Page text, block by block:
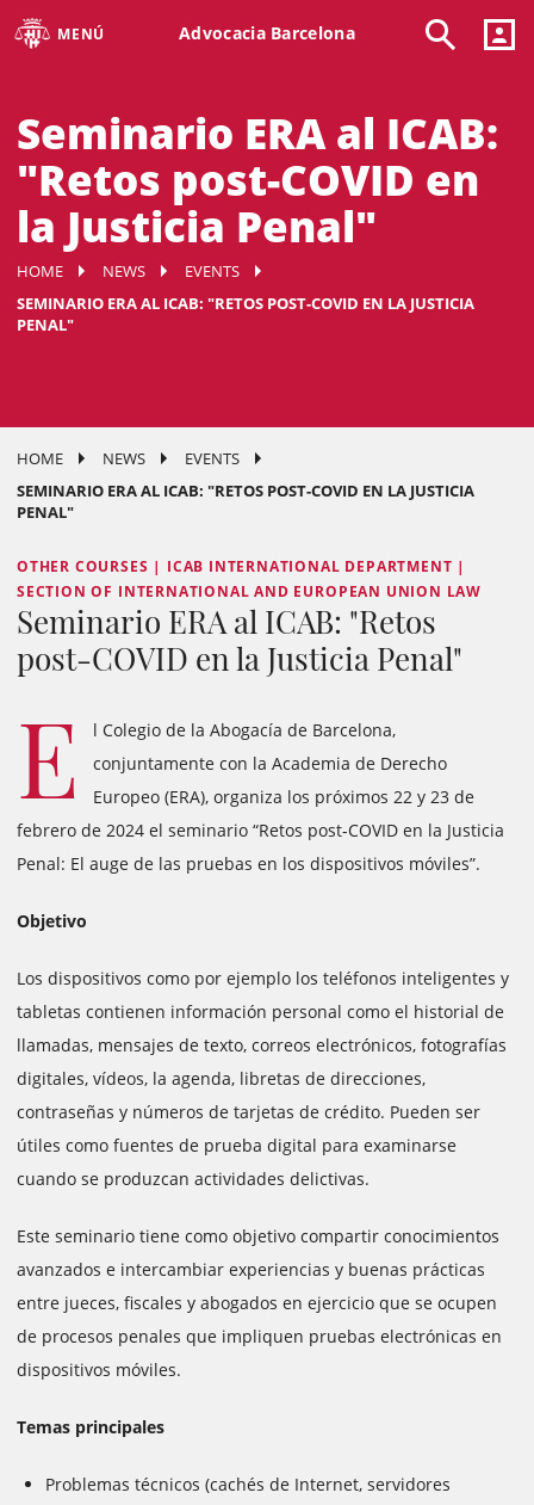
MENÚ Advocacia Barcelona
Seminario ERA al ICAB:
"Retos post-COVID en
la Justicia Penal"
HOME NEWS
EVENTS
SEMINARIO ERA AL ICAB: "RETOS POST-COVID EN LA JUSTICIA
PENAL"
HOME NEWS
EVENTS
SEMINARIO ERA AL ICAB: "RETOS POST-COVID EN LA JUSTICIA
PENAL"
OTHER COURSES | ICAB INTERNATIONAL DEPARTMENT |
SECTION OF INTERNATIONAL AND EUROPEAN UNION LAW
Seminario ERA al ICAB: "Retos
post-COVID en la Justicia Penal"
E
l Colegio de la Abogacía de Barcelona,
conjuntamente con la Academia de Derecho
Europeo (ERA), organiza los próximos 22 y 23 de
febrero de 2024 el seminario “Retos post-COVID en la Justicia
Penal: El auge de las pruebas en los dispositivos móviles”.
Objetivo
Los dispositivos como por ejemplo los teléfonos inteligentes y
tabletas contienen información personal como el historial de
llamadas, mensajes de texto, correos electrónicos, fotografías
digitales, vídeos, la agenda, libretas de direcciones,
contraseñas y números de tarjetas de crédito. Pueden ser
útiles como fuentes de prueba digital para examinarse
cuando se produzcan actividades delictivas.
Este seminario tiene como objetivo compartir conocimientos
avanzados e intercambiar experiencias y buenas prácticas
entre jueces, fiscales y abogados en ejercicio que se ocupen
de procesos penales que impliquen pruebas electrónicas en
dispositivos móviles.
Temas principales
Problemas técnicos (cachés de Internet, servidores